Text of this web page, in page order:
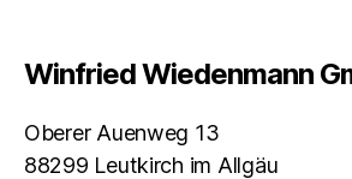
Winfried Wiedenmann
Oberer Auenweg 13
88299 Leutkirch im Allgäu